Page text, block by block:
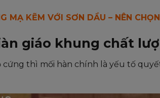
MẠ KẼM VỚI SƠN DẦU – NÊN
giáo khung chất
thì mối hàn chính là yếu tố